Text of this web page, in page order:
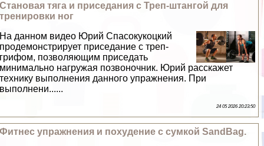
Становая тяга и приседания с Треп-штангой для
тренировки ног
На данном видео Юрий Спасокукоцкий
продемонстрирует приседание с треп-
грифом, позволяющим приседать
минимально нагружая позвоночник. Юрий расскажет
технику выполнения данного упражнения. При
выполнени......
24 05 2026 20:23:50
Фитнес упражнения и похудение c сумкой SandBag.